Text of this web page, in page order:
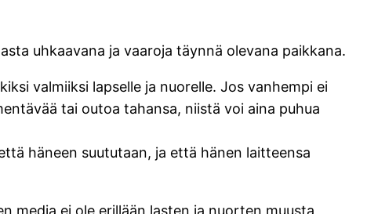
uhkaavana ja vaaroja täynnä olevana paikkana.
valmiiksi lapselle ja nuorelle. Jos vanhempi ei
tai outoa tahansa, niistä voi aina puhua
häneen suututaan, ja että hänen laitteensa
media ei ole erillään lasten ja nuorten muusta